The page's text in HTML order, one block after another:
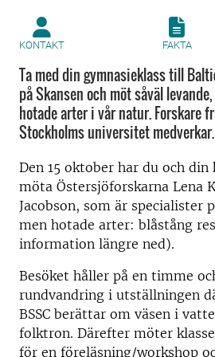
KONTAKT FAKTA
Ta med din gymnasieklass till
på Skansen och möt såväl
hotade arter i vår natur. Forskare
Stockholms universitet medverkar.
Den 15 oktober har du och din
möta Östersjöforskarna Lena
Jacobson, som är specialister
men hotade arter: blåstång
information längre ned).
Besöket håller på en timme
rundvandring i utställningen
BSSC berättar om väsen i
folktron. Därefter möter
för en föreläsning/workshop